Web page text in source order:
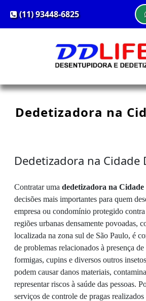
(11) 93448-6825
Dedetizadora na
Dedetizadora na Cidade
Contratar uma dedetizadora na
decisões mais importantes para quem
empresa ou condomínio protegido
regiões urbanas densamente povoadas,
localizada na zona sul de São Paulo, é
de problemas relacionados à presença de
formigas, cupins e diversos outros
podem causar danos materiais,
representar riscos à saúde das pessoas.
serviços de controle de pragas